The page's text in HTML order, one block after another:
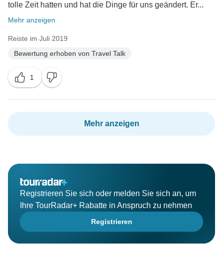
tolle Zeit hatten und hat die Dinge für uns geändert. Er...
Mehr anzeigen
Reiste im Juli 2019
Bewertung erhoben von Travel Talk
1
Mehr anzeigen
Registrieren Sie sich oder melden Sie sich an, um
Ihre TourRadar+ Rabatte in Anspruch zu nehmen
Registrieren